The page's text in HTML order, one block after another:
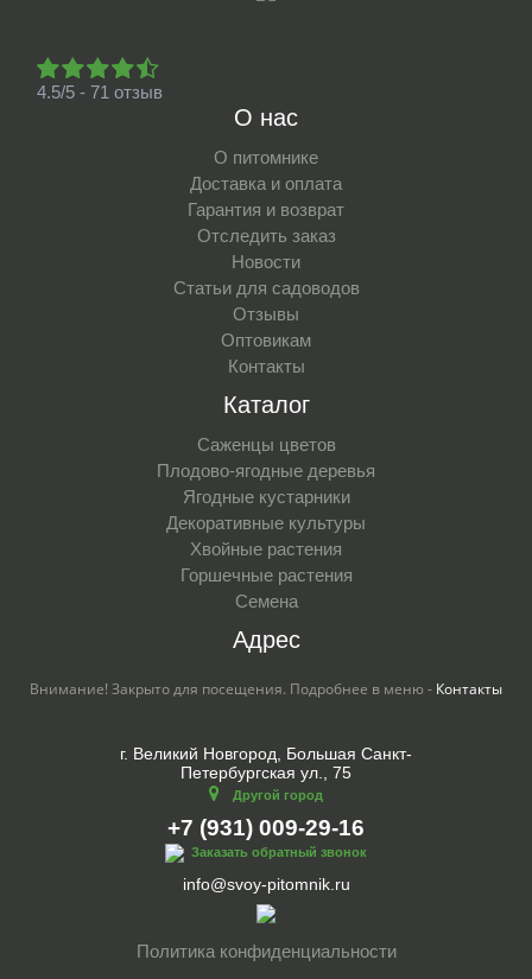
4.5/5 - 71 отзыв
О нас
О питомнике
Доставка и оплата
Гарантия и возврат
Отследить заказ
Новости
Статьи для садоводов
Отзывы
Оптовикам
Контакты
Каталог
Саженцы цветов
Плодово-ягодные деревья
Ягодные кустарники
Декоративные культуры
Хвойные растения
Горшечные растения
Семена
Адрес
Внимание! Закрыто для посещения. Подробнее в меню - Контакты
г. Великий Новгород, Большая Санкт-
Петербургская ул., 75
Другой город
+7 (931) 009-29-16
Заказать обратный звонок
info@svoy-pitomnik.ru
Политика конфиденциальности